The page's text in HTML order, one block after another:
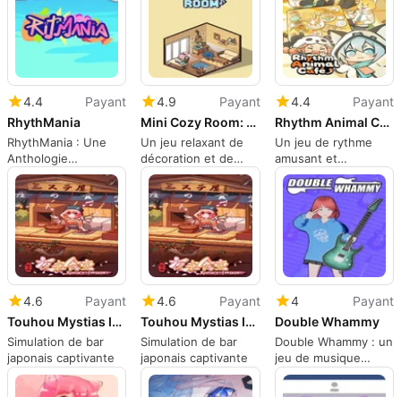
4.4
Payant
RhythMania
RhythMania : Une
Anthologie
Rythmique Innovante
4.9
Payant
Mini Cozy Room: Lo-Fi
Un jeu relaxant de
décoration et de
musique
4.4
Payant
Rhythm Animal Café
Un jeu de rythme
amusant et
engageant
4.6
Payant
Touhou Mystias Izakaya
Simulation de bar
japonais captivante
4.6
Payant
Touhou Mystias Izakaya
Simulation de bar
japonais captivante
4
Payant
Double Whammy
Double Whammy : un
jeu de musique
captivant